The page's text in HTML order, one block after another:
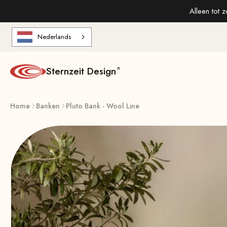
Alleen tot
Nederlands
Sternzeit Design
Home Banken Pluto Bank - Wool Line